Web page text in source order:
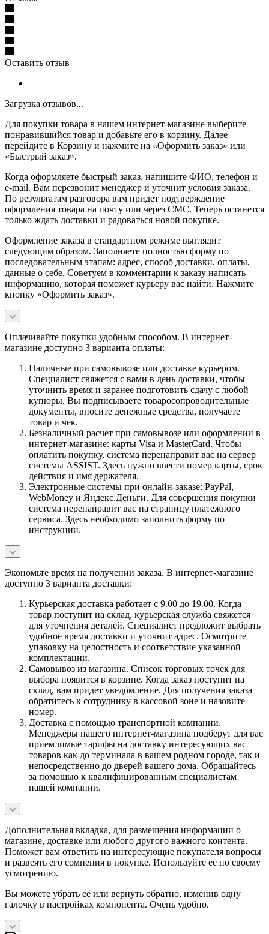
Оставить отзыв
Загрузка отзывов...
Для покупки товара в нашем интернет-магазине выберите
понравившийся товар и добавьте его в корзину. Далее
перейдите в Корзину и нажмите на «Оформить заказ» или
«Быстрый заказ».
Когда оформляете быстрый заказ, напишите ФИО, телефон и
e-mail. Вам перезвонит менеджер и уточнит условия заказа.
По результатам разговора вам придет подтверждение
оформления товара на почту или через СМС. Теперь останется
только ждать доставки и радоваться новой покупке.
Оформление заказа в стандартном режиме выглядит
следующим образом. Заполняете полностью форму по
последовательным этапам: адрес, способ доставки, оплаты,
данные о себе. Советуем в комментарии к заказу написать
информацию, которая поможет курьеру вас найти. Нажмите
кнопку «Оформить заказ».
Оплачивайте покупки удобным способом. В интернет-
магазине доступно 3 варианта оплаты:
Наличные при самовывозе или доставке курьером.
Специалист свяжется с вами в день доставки, чтобы
уточнить время и заранее подготовить сдачу с любой
купюры. Вы подписываете товаросопроводительные
документы, вносите денежные средства, получаете
товар и чек.
Безналичный расчет при самовывозе или оформлении в
интернет-магазине: карты Visa и MasterCard. Чтобы
оплатить покупку, система перенаправит вас на сервер
системы ASSIST. Здесь нужно ввести номер карты, срок
действия и имя держателя.
Электронные системы при онлайн-заказе: PayPal,
WebMoney и Яндекс.Деньги. Для совершения покупки
система перенаправит вас на страницу платежного
сервиса. Здесь необходимо заполнить форму по
инструкции.
Экономьте время на получении заказа. В интернет-магазине
доступно 3 варианта доставки:
Курьерская доставка работает с 9.00 до 19.00. Когда
товар поступит на склад, курьерская служба свяжется
для уточнения деталей. Специалист предложит выбрать
удобное время доставки и уточнит адрес. Осмотрите
упаковку на целостность и соответствие указанной
комплектации.
Самовывоз из магазина. Список торговых точек для
выбора появится в корзине. Когда заказ поступит на
склад, вам придет уведомление. Для получения заказа
обратитесь к сотруднику в кассовой зоне и назовите
номер.
Доставка с помощью транспортной компании.
Менеджеры нашего интернет-магазина подберут для вас
приемлимые тарифы на доставку интересующих вас
товаров как до терминала в вашем родном городе, так и
непосредственно до дверей вашего дома. Обращайтесь
за помощью к квалифицированным специалистам
нашей компании.
Дополнительная вкладка, для размещения информации о
магазине, доставке или любого другого важного контента.
Поможет вам ответить на интересующие покупателя вопросы
и развеять его сомнения в покупке. Используйте её по своему
усмотрению.
Вы можете убрать её или вернуть обратно, изменив одну
галочку в настройках компонента. Очень удобно.